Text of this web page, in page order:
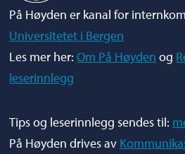
På Høyden er kanal for
Universitetet i Bergen
Les mer her:Om På Høyden og
leserinnlegg
Tips og leserinnlegg sendes til:
På Høyden drives av